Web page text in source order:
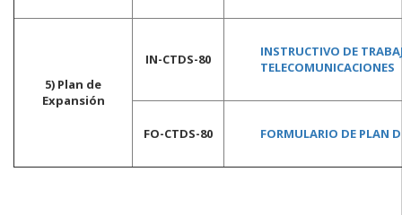
5) Plan de
Expansión
IN-CTDS-80
INSTRUCTIVO DE
TELECOMUNICACIONES
FO-CTDS-80 FORMULARIO DE PLAN